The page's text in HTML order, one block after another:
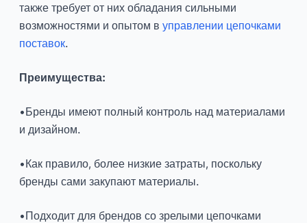
также требует от них обладания сильными
возможностями и опытом в управлении цепочками
поставок.
Преимущества:
•Бренды имеют полный контроль над материалами
и дизайном.
•Как правило, более низкие затраты, поскольку
бренды сами закупают материалы.
•Подходит для брендов со зрелыми цепочками